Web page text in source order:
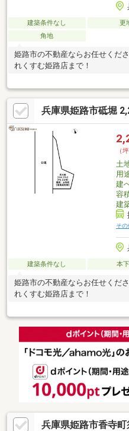
建築条件なし 更
角地
姫路市の不動産ならお任せくだ
れくすむ姫路店まで！
兵庫県姫路市砥堀
（
土
用
建
容
建
そ
建築条件なし 本
姫路市の不動産ならお任せくだ
れくすむ姫路店まで！
兵庫県姫路市香寺町